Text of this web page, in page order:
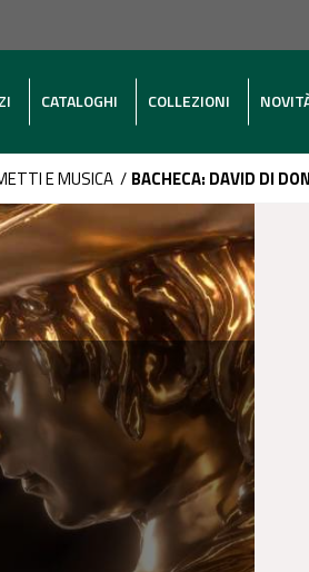
CATALOGHI COLLEZIONI
E MUSICA / BACHECA: DAVID DI